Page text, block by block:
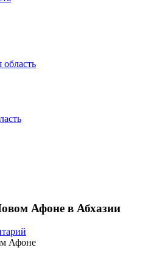
область
Афоне в Абхазии